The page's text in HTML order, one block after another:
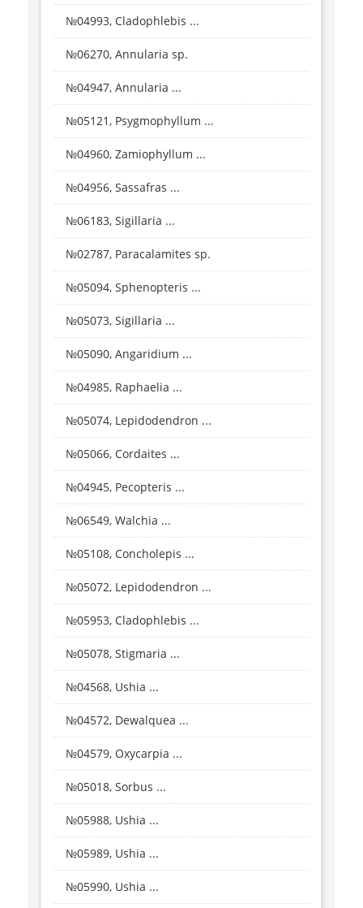
№04993, Cladophlebis ...
№06270, Annularia sp.
№04947, Annularia ...
№05121, Psygmophyllum ...
№04960, Zamiophyllum ...
№04956, Sassafras ...
№06183, Sigillaria ...
№02787, Paracalamites sp.
№05094, Sphenopteris ...
№05073, Sigillaria ...
№05090, Angaridium ...
№04985, Raphaelia ...
№05074, Lepidodendron ...
№05066, Cordaites ...
№04945, Pecopteris ...
№06549, Walchia ...
№05108, Concholepis ...
№05072, Lepidodendron ...
№05953, Cladophlebis ...
№05078, Stigmaria ...
№04568, Ushia ...
№04572, Dewalquea ...
№04579, Oxycarpia ...
№05018, Sorbus ...
№05988, Ushia ...
№05989, Ushia ...
№05990, Ushia ...